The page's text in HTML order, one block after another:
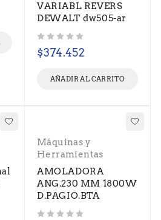
VARIABL REVERS
DEWALT dw505-ar
$374.452
AÑADIR AL CARRITO
Máquinas y
Herramientas
AMOLADORA
ANG.230 MM 1800W
D.PAGIO.BTA